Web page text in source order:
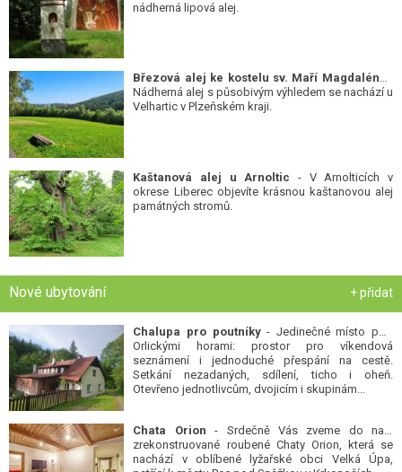
nádherná lipová alej.
Březová alej ke kostelu sv. Maří Magdalény-
Nádherná alej s působivým výhledem se nachází u
Velhartic v Plzeňském kraji.
Kaštanová alej u Arnoltic - V Arnolticích v
okrese Liberec objevíte krásnou kaštanovou alej
památných stromů.
Nové ubytování + přidat
Chalupa pro poutníky- Jedinečné místo pod
Orlickými horami: prostor pro víkendová
seznámení i jednoduché přespání na cestě.
Setkání nezadaných, sdílení, ticho i oheň.
Otevřeno jednotlivcům, dvojicím i skupinám...
Chata Orion - Srdečně Vás zveme do naší
zrekonstruované roubené Chaty Orion, která se
nachází v oblíbené lyžařské obci Velká Úpa,